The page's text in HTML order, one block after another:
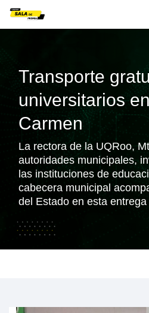
Transporte
universitarios
Carmen
La rectora de la UQRoo,
autoridades municipales,
las instituciones de
cabecera municipal
del Estado en esta entrega